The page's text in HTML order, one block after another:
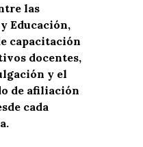
las
Educación,
capacitación
docentes,
y el
de afiliación
cada